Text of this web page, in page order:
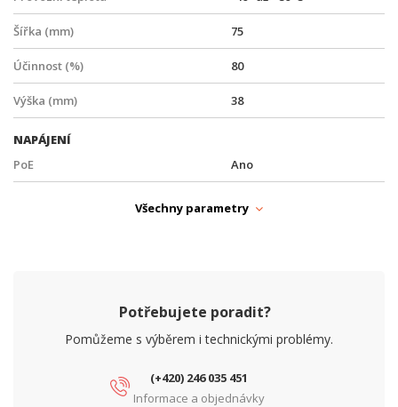
Šířka (mm) 75
Účinnost (%) 80
Výška (mm) 38
NAPÁJENÍ
PoE
Ano
PARAMETRY NAPÁJENÍ
Výstupní proud (A) 0.6
Všechny parametry
Potřebujete poradit?
Pomůžeme s výběrem i technickými problémy.
(+420) 246 035 451
Informace a objednávky